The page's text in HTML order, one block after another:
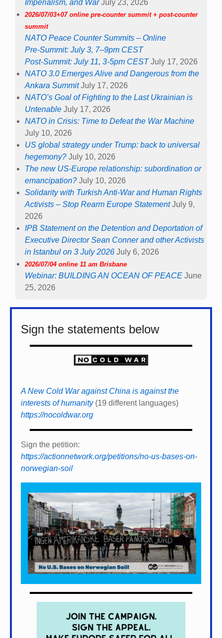
Imperialism, and War July 23, 2026
2026/07/03+07 online pre-counter summit + post-counter
summit
NATO Peace Counter Summits – Online
Pre-Summit: July 3, 7–9pm CEST
Post-Summit: July 11, 3-5pm CEST July 17, 2026
NATO 3.0 Emerges Alive and Dangerous from the
Ankara Summit July 17, 2026
NATO’s Goal of Fighting to the Last Ukrainian is
Untenable July 17, 2026
NATO in Crisis: Time to Defeat the War Machine
July 10, 2026
US global strategy under Trump: back to universal
hegemony? July 10, 2026
The new US-Europe relationship: subordination or
emancipation? July 10, 2026
Solidarity with Turkish Anti-War and Human Rights
Activists – Stop Rearm Europe Statement July 9,
2026
IPB Statement on the Detention and Deportation of
Executive Director Sean Conner and other Activists
in Istanbul on 3 July 2026 July 6, 2026
2026/07/04 online 11 am Brisbane
Webinar: BUILDING AN OCEAN OF PEACE June
25, 2026
Sign the statements below
A New Cold War against China is against the
interests of humanity(19 different languages)
https://nocoldwar.org
Sign the petition:
https://actionnetwork.org/petitions/no-us-bases-on-
norwegian-soil